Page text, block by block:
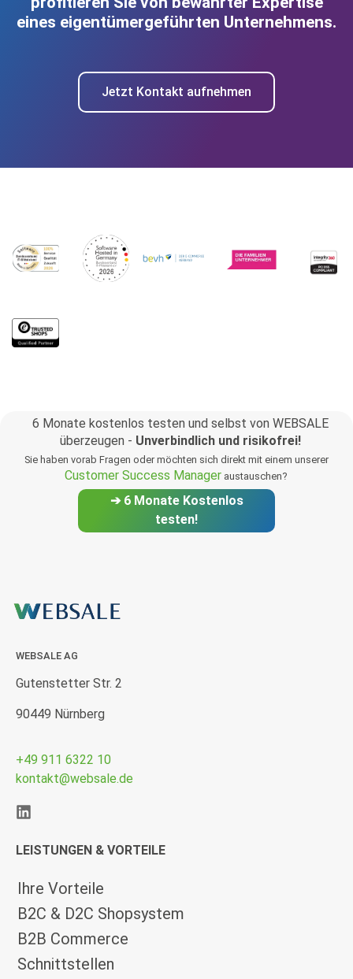
eines eigentümergeführten Unternehmens.
Jetzt Kontakt aufnehmen
6 Monate kostenlos testen und selbst von WEBSALE
überzeugen - Unverbindlich und risikofrei!
Sie haben vorab Fragen oder möchten sich direkt mit einem unserer
Customer Success Manageraustauschen?
➔ 6 Monate Kostenlos
testen!
WEBSALE AG
Gutenstetter Str. 2
90449 Nürnberg
+49 911 6322 10
kontakt@websale.de
LEISTUNGEN & VORTEILE
Ihre Vorteile
B2C & D2C Shopsystem
B2B Commerce
Schnittstellen